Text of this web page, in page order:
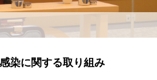
染に関する取り組み